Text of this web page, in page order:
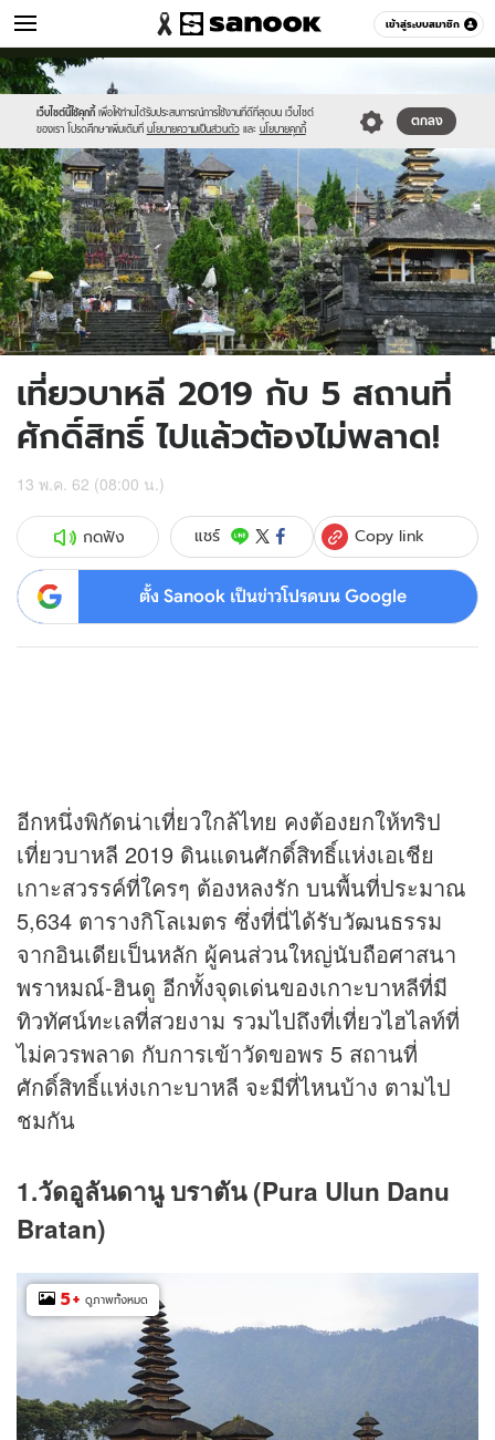
เข้าสู่ระบบสมาชิก
เที่ยว-กิน หมวดอื่นๆ
เว็บไซต์นี้ใช้คุกกี้ เพื่อให้ท่านได้รับประสบการณ์การใช้งานที่ดีที่สุดบน เว็บไซต์
ของเรา โปรดศึกษาเพิ่มเติมที่ นโยบายความเป็นส่วนตัว และ นโยบายคุกกี้
ตกลง
Sanook
//s.isanook.com/sr/0/images/logo-
new-
sanook.png
600
60
//s.isanook.com/tr/0/ud/283/1415405/thrj.jpg
เที่ยวบาหลี 2019 กับ 5 สถานที่
ศักดิ์สิทธิ์ ไปแล้วต้องไม่พลาด!
13 พ.ค. 62 (08:00 น.)
กดฟัง แชร์ Copy link
ตั้ง Sanook เป็นข่าวโปรดบน Google
อีกหนึ่งพิกัดน่าเที่ยวใกล้ไทย คงต้องยกให้ทริป
เที่ยวบาหลี 2019 ดินแดนศักดิ์สิทธิ์แห่งเอเชีย
เกาะสวรรค์ที่ใครๆ ต้องหลงรัก บนพื้นที่ประมาณ
5,634 ตารางกิโลเมตร ซึ่งที่นี่ได้รับวัฒนธรรม
จากอินเดียเป็นหลัก ผู้คนส่วนใหญ่นับถือศาสนา
พราหมณ์-ฮินดู อีกทั้งจุดเด่นของเกาะบาหลีที่มี
ทิวทัศน์ทะเลที่สวยงาม รวมไปถึงที่เที่ยวไฮไลท์ที่
ไม่ควรพลาด กับการเข้าวัดขอพร 5 สถานที่
ศักดิ์สิทธิ์แห่งเกาะบาหลี จะมีที่ไหนบ้าง ตามไป
ชมกัน
1.วัดอูลันดานู บราตัน (Pura Ulun Danu
Bratan)
5+ ดูภาพทั้งหมด